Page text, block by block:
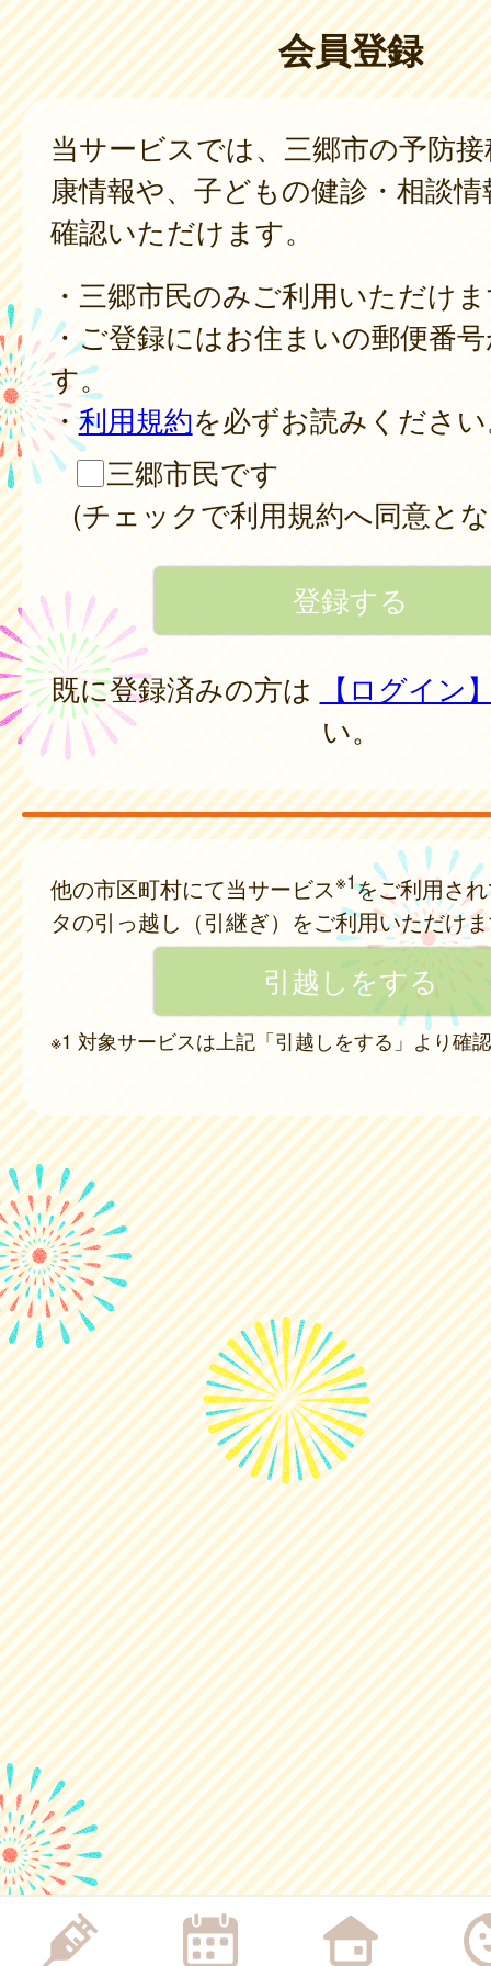
会員登録
当サービスでは、三郷市の予防
康情報や、子どもの健診・相談
確認いただけます。
・三郷市民のみご利用いただけ
・ご登録にはお住まいの郵便番
す。
・利用規約を必ずお読みくださ
三郷市民です
(チェックで利用規約へ同意と
既に登録済みの方は
【ログイン
い。
他の市区町村にて当サービス※1をご利用さ
タの引っ越し（引継ぎ）をご利用いただけ
※1 対象サービスは上記「引越しをする」より確